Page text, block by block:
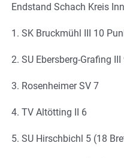
Endstand Schach Kreis
1. SK Bruckmühl III 10
2. SU Ebersberg-Grafing III
3. Rosenheimer SV 7
4. TV Altötting II 6
5. SU Hirschbichl 5 (18